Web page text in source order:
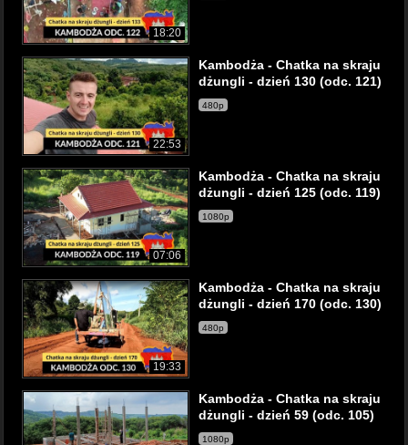
18:20
22:53
Kambodża - Chatka na skraju
dżungli - dzień 130 (odc. 121)
480p
07:06
Kambodża - Chatka na skraju
dżungli - dzień 125 (odc. 119)
1080p
19:33
Kambodża - Chatka na skraju
dżungli - dzień 170 (odc. 130)
480p
Kambodża - Chatka na skraju
dżungli - dzień 59 (odc. 105)
1080p